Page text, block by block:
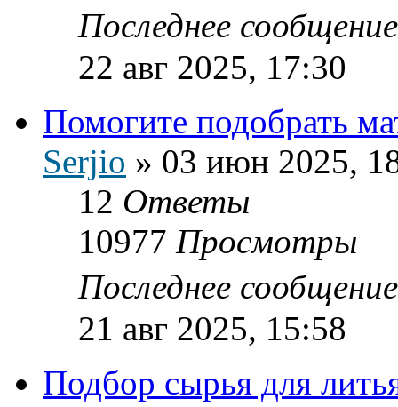
Последнее
22 авг 2025, 17:30
Помогите подобрать
Serjio » 03 июн 2025,
12 Ответы
10977 Просмотры
Последнее
21 авг 2025, 15:58
Подбор сырья для